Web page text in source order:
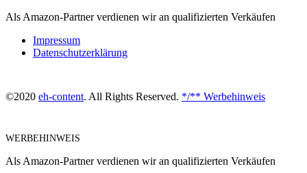
Als Amazon-Partner verdienen wir an qualifizierten Verkäufen
Impressum
Datenschutzerklärung
©2020 eh-content. All Rights Reserved. */** Werbehinweis
WERBEHINWEIS
Als Amazon-Partner verdienen wir an qualifizierten Verkäufen